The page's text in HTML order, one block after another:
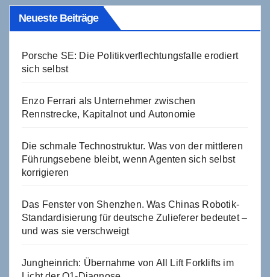
Neueste Beiträge
Porsche SE: Die Politikverflechtungsfalle erodiert
sich selbst
Enzo Ferrari als Unternehmer zwischen
Rennstrecke, Kapitalnot und Autonomie
Die schmale Technostruktur. Was von der mittleren
Führungsebene bleibt, wenn Agenten sich selbst
korrigieren
Das Fenster von Shenzhen. Was Chinas Robotik-
Standardisierung für deutsche Zulieferer bedeutet –
und was sie verschweigt
Jungheinrich: Übernahme von All Lift Forklifts im